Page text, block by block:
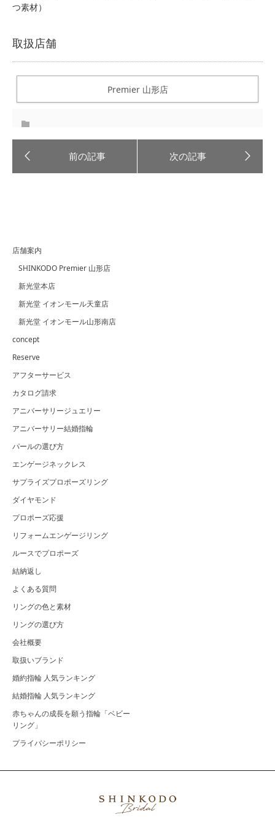
つ素材）
取扱店舗
Premier 山形店
店舗案内
SHINKODO Premier 山形店
新光堂本店
新光堂 イオンモール天童店
新光堂 イオンモール山形南店
concept
Reserve
アフターサービス
カタログ請求
アニバーサリージュエリー
アニバーサリー結婚指輪
パールの選び方
エンゲージネックレス
サプライズプロポーズリング
ダイヤモンド
プロポーズ応援
リフォームエンゲージリング
ルースでプロポーズ
結納返し
よくある質問
リングの色と素材
リングの選び方
会社概要
取扱いブランド
婚約指輪 人気ランキング
結婚指輪 人気ランキング
赤ちゃんの成長を願う指輪「ベビー
リング」
プライバシーポリシー